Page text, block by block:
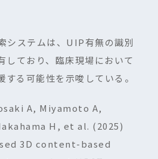
システムは、 UIP有無の識別
しており、臨床現場において
する可能性を示唆している。
A, Miyamoto A,
H, et al. (2025)
3D content-based